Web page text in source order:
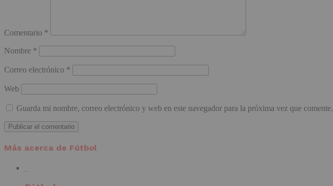
Comentario *
Nombre *
Correo electrónico *
Web
Guarda mi nombre, correo electrónico y web en este navegador para la próxima vez que comente.
Más acerca de Fútbol